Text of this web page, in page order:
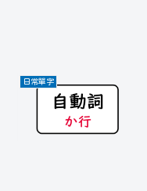
日常單字